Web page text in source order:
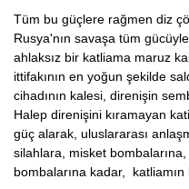
Tüm bu güçlere rağmen diz
Rusya'nın savaşa tüm gücüyle
ahlaksız bir katliama maruz
ittifakının en yoğun şekilde
cihadının kalesi, direnişin
Halep direnişini kıramayan
güç alarak, uluslararası
silahlara, misket
bombalarına kadar,